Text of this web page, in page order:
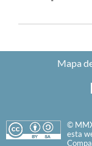
Mapa
©
esta